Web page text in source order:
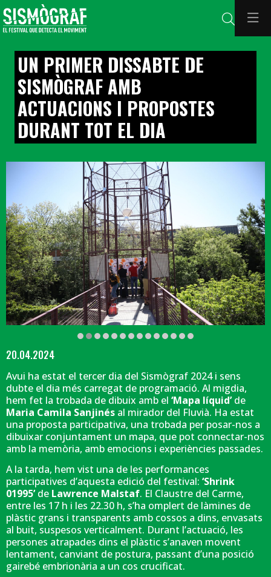
Cerca
UN PRIMER DISSABTE DE
SISMÒGRAF AMB
ACTUACIONS I PROPOSTES
DURANT TOT EL DIA
Diapositiva 2 de 14: 'Mapa líquid' de Maria Camila Sanjinés | © Martí
20.04.2024
Avui ha estat el tercer dia del Sismògraf 2024 i sens
dubte el dia més carregat de programació. Al migdia,
hem fet la trobada de dibuix amb el ‘Mapa líquid’de
Maria Camila Sanjinés al mirador del Fluvià. Ha estat
una proposta participativa, una trobada per posar-nos a
dibuixar conjuntament un mapa, que pot connectar-nos
amb la memòria, amb emocions i experiències passades.
A la tarda, hem vist una de les performances
participatives d’aquesta edició del festival: ‘Shrink
01995’de Lawrence Malstaf. El Claustre del Carme,
entre les 17 h i les 22.30 h, s’ha omplert de làmines de
plàstic grans i transparents amb cossos a dins, envasats
al buit, suspesos verticalment. Durant l’actuació, les
persones atrapades dins el plàstic s’anaven movent
lentament, canviant de postura, passant d’una posició
gairebé embrionària a un cos crucificat.